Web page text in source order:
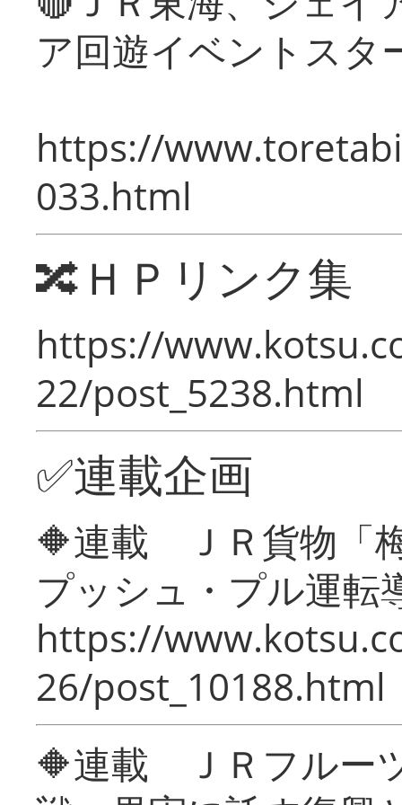
ア回遊イベントスタ
https://
033.html
🔀ＨＰリンク集
https://
22/post_5238.html
✅連載企画
🔶連載 ＪＲ貨物「
プッシュ・プル運転
https://
26/post_10188.html
🔶連載 ＪＲフルー